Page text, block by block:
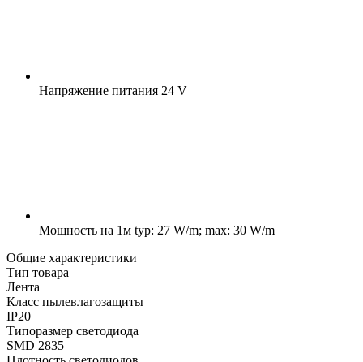
Напряжение питания 24 V
Мощность на 1м typ: 27 W/m; max: 30 W/m
Общие характеристики
Тип товара
Лента
Класс пылевлагозащиты
IP20
Типоразмер светодиода
SMD 2835